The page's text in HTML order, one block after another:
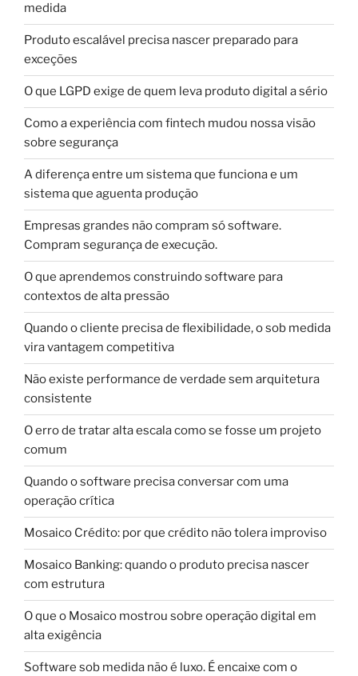
medida
Produto escalável precisa nascer preparado para
exceções
O que LGPD exige de quem leva produto digital a sério
Como a experiência com fintech mudou nossa visão
sobre segurança
A diferença entre um sistema que funciona e um
sistema que aguenta produção
Empresas grandes não compram só software.
Compram segurança de execução.
O que aprendemos construindo software para
contextos de alta pressão
Quando o cliente precisa de flexibilidade, o sob medida
vira vantagem competitiva
Não existe performance de verdade sem arquitetura
consistente
O erro de tratar alta escala como se fosse um projeto
comum
Quando o software precisa conversar com uma
operação crítica
Mosaico Crédito: por que crédito não tolera improviso
Mosaico Banking: quando o produto precisa nascer
com estrutura
O que o Mosaico mostrou sobre operação digital em
alta exigência
Software sob medida não é luxo. É encaixe com o